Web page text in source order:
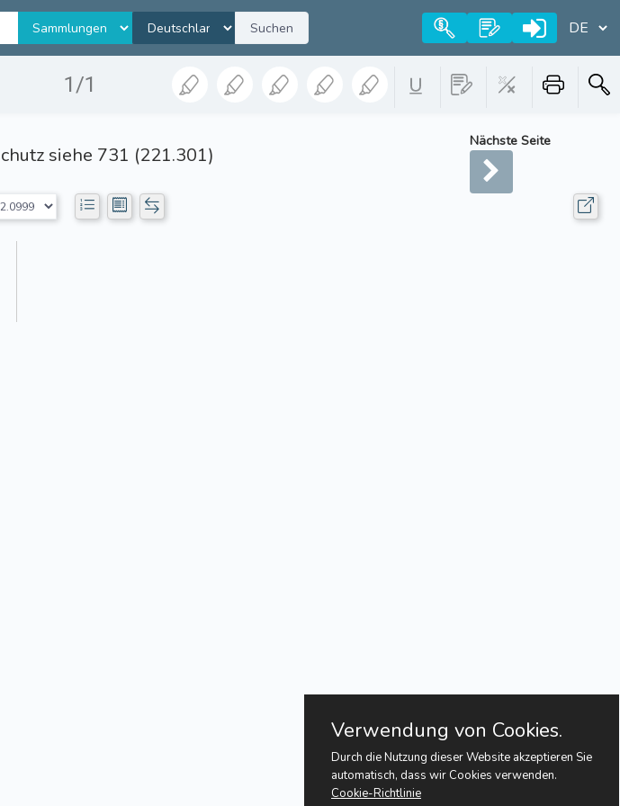
Suchen
1/1
siehe 731 (221.301)
Nächste Seite
Verwendung von Cookies.
Durch die Nutzung dieser Website akzeptieren Sie
automatisch, dass wir Cookies verwenden.
Cookie-Richtlinie